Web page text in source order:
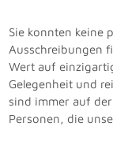
Sie konnten keine
Ausschreibungen
Wert auf
Gelegenheit und
sind immer auf
Personen, die